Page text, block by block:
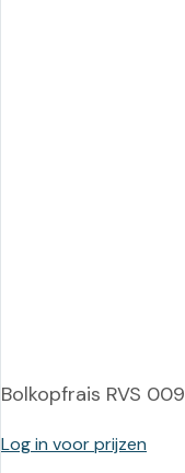
Bolkopfrais RVS 009
Log in voor prijzen